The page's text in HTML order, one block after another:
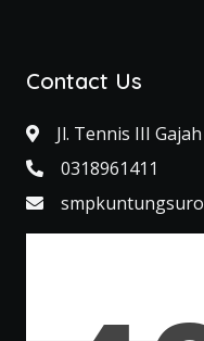
Contact Us
Jl. Tennis III
0318961411